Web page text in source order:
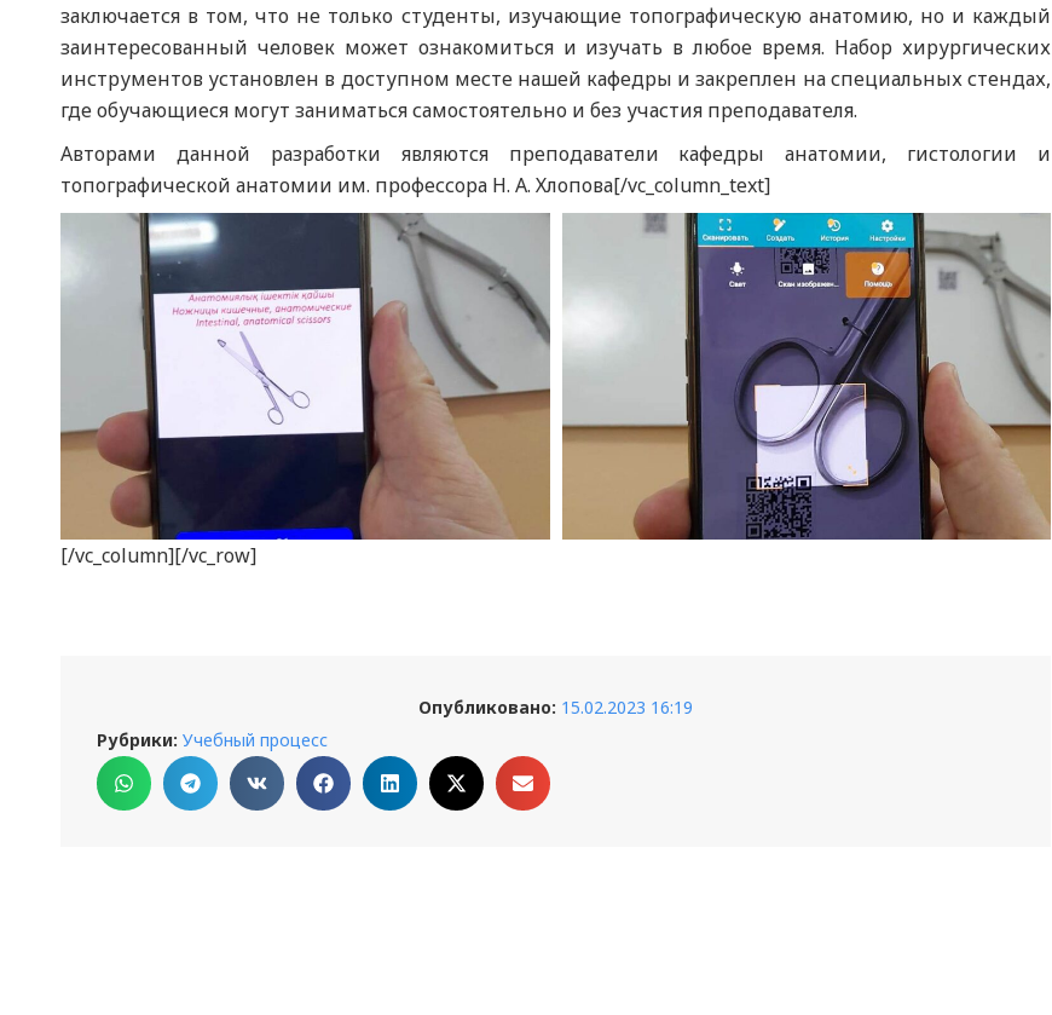
заключается в том, что не только студенты, изучающие топографическую анатомию, но и каждый
заинтересованный человек может ознакомиться и изучать в любое время. Набор хирургических
инструментов установлен в доступном месте нашей кафедры и закреплен на специальных стендах,
где обучающиеся могут заниматься самостоятельно и без участия преподавателя.
Авторами данной разработки являются преподаватели кафедры анатомии, гистологии и
топографической анатомии им. профессора Н. А. Хлопова[/vc_column_text]
[/vc_column][/vc_row]
Опубликовано: 15.02.2023 16:19
Рубрики: Учебный процесс